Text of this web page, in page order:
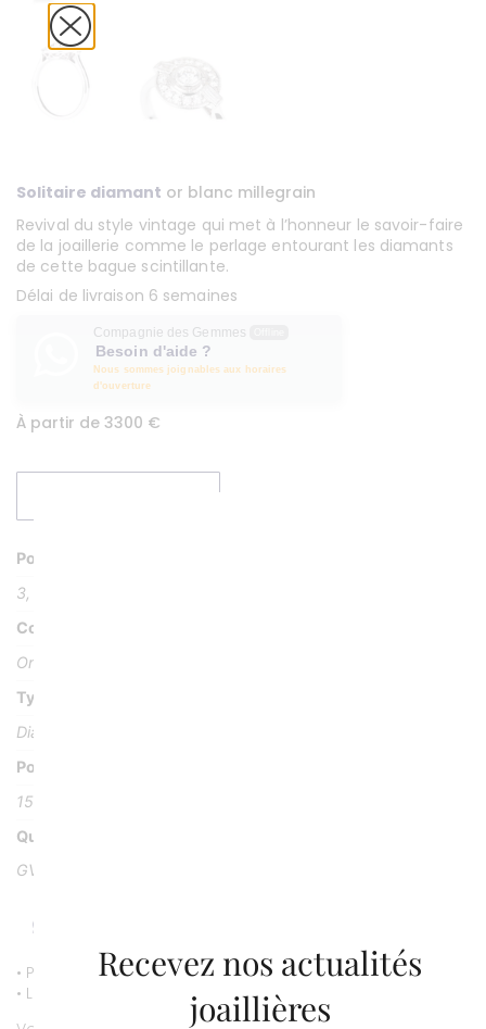
Solitaire diamant or blanc millegrain
Revival du style vintage qui met à l’honneur le savoir-faire
de la joaillerie comme le perlage entourant les diamants
de cette bague scintillante.
Délai de livraison 6 semaines
Compagnie des Gemmes
Besoin d'aide ?
Nous sommes joignables aux horaires
d'ouverture
À partir de 3300 €
Poids
3, 69 g
Couleur
Or blanc palladié titré 18K (750/1000)
Type Pierre
Diamants
Poids Pierre
15 diamants pour 0, 58 carat
Qualité
GVS
• Paiement par CB entièrement sécurisé.
• Livraison gratuite.
Recevez nos actualités
joaillières